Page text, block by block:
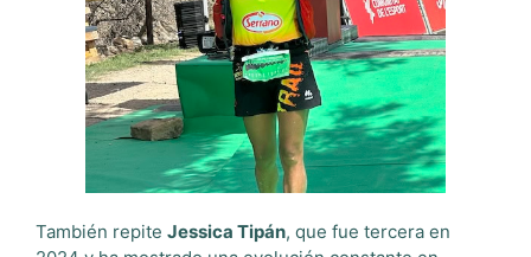
También repite Jessica Tipán, que fue tercera en